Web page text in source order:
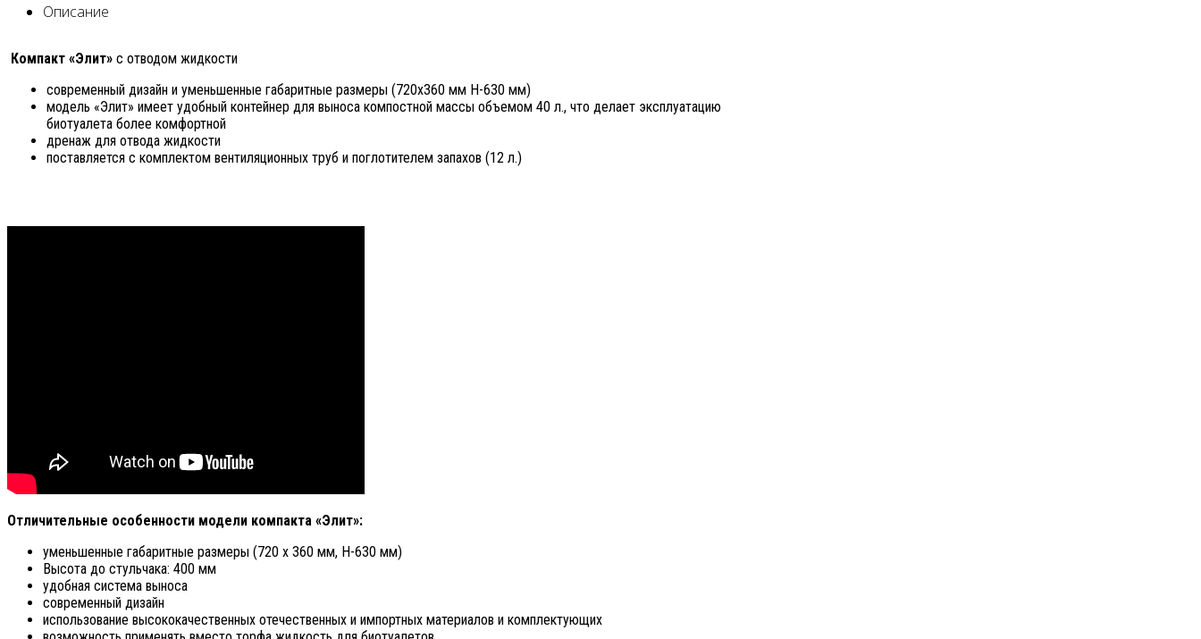
Описание
Компакт «Элит» с отводом жидкости
современный дизайн и уменьшенные габаритные размеры (720х360 мм Н-630 мм)
модель «Элит» имеет удобный контейнер для выноса компостной массы объемом 40 л., что делает эксплуатацию
биотуалета более комфортной
дренаж для отвода жидкости
поставляется с комплектом вентиляционных труб и поглотителем запахов (12 л.)
Отличительные особенности модели компакта «Элит»:
уменьшенные габаритные размеры (720 х 360 мм, Н-630 мм)
Высота до стульчака: 400 мм
удобная система выноса
современный дизайн
использование высококачественных отечественных и импортных материалов и комплектующих